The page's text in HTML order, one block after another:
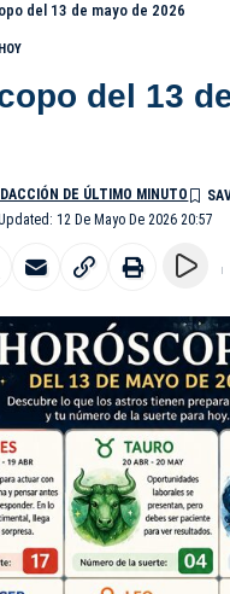
del 13 de mayo de 2026
del 13
12 De Mayo De 2026 20:57
DE ÚLTIMO MINUTO